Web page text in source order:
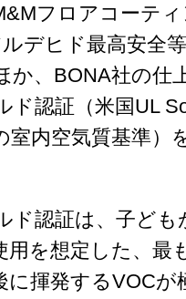
フロアコーテ
ルデヒド最高安全
か、BONA社の仕
ド認証（米国UL
室内空気質基準）
ド認証は、子ども
用を想定した、最
に揮発するVOCが